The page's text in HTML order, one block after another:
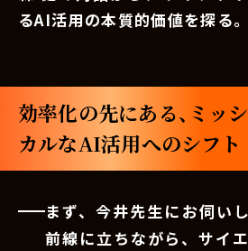
るAI活用の本質的価値を探る。
効率化の先にある、ミッ
カルなAI活用へのシフト
まず、今井先生にお伺い
前線に立ちながら、サイ